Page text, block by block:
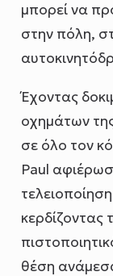
μπορεί να
στην πόλη,
Έχοντας
οχημάτων
σε όλο τον
Paul
κερδίζοντας
θέση